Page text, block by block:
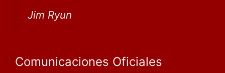
Jim Ryun
Comunicaciones Oficiales